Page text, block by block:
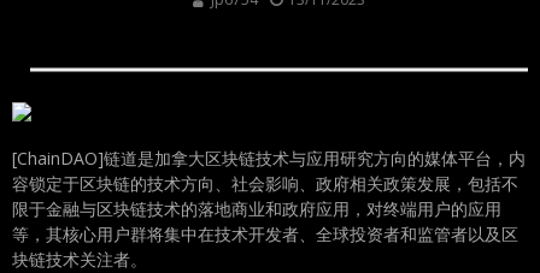
[ChainDAO]链道是加拿大区块链技术与应用研究方向的媒体平台，内
容锁定于区块链的技术方向、社会影响、政府相关政策发展，包括不
限于金融与区块链技术的落地商业和政府应用，对终端用户的应用
等，其核心用户群将集中在技术开发者、全球投资者和监管者以及区
块链技术关注者。